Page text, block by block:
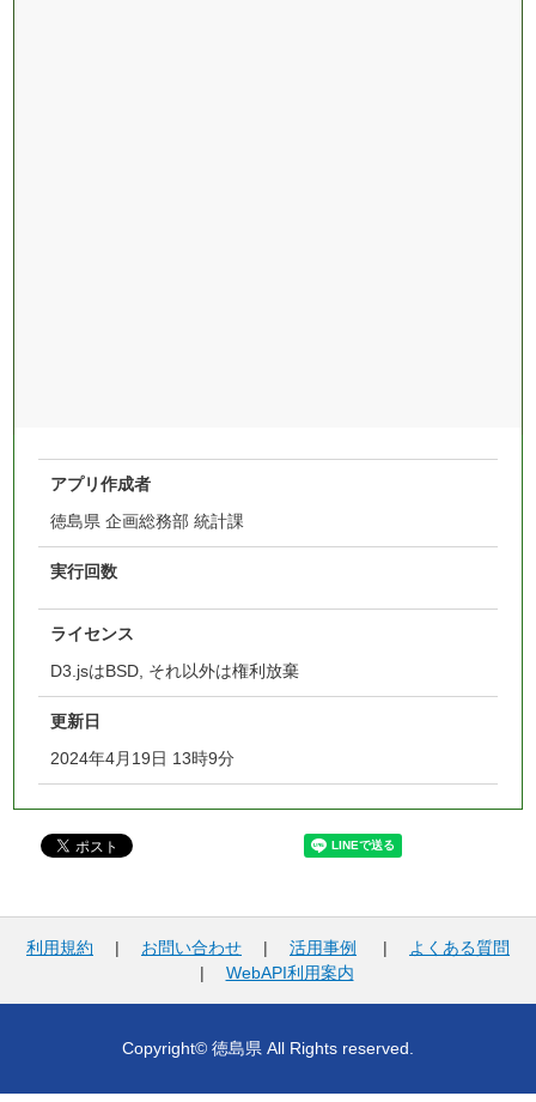
アプリ作成者
徳島県 企画総務部 統計課
実行回数
ライセンス
D3.jsはBSD, それ以外は権利放棄
更新日
2024年4月19日 13時9分
利用規約 | お問い合わせ | 活用事例 |
よくある質問
| WebAPI利用案内
Copyright© 徳島県 All Rights reserved.